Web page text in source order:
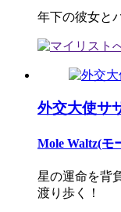
年下の彼女と
外交大使サ
Mole Waltz(モ
星の運命を背
渡り歩く！